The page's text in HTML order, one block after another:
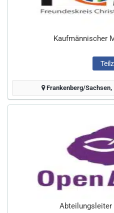
Kaufmännischer
Frankenberg/Sachsen
Abteilungsleiter